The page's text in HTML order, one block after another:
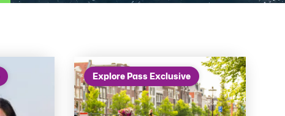
Explore Pass Exclusive